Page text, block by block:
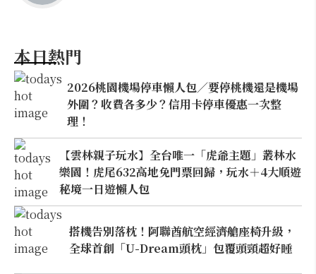
本日熱門
2026桃園機場停車懶人包／要停桃機還是機場
外圍？收費各多少？信用卡停車優惠一次整
理！
【雲林親子玩水】全台唯一「虎爺主題」叢林水
樂園！虎尾632高地免門票回歸，玩水＋4大順遊
秘境一日遊懶人包
搭機告別落枕！阿聯酋航空經濟艙座椅升級，
全球首創「U-Dream頭枕」包覆頭頸超好睡